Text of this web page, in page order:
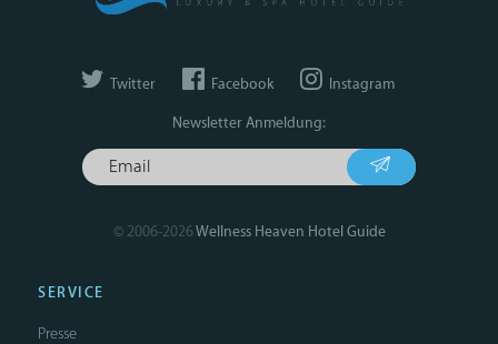
Twitter Facebook Instagram
Newsletter Anmeldung:
© 2006-2026Wellness Heaven Hotel Guide
SERVICE
Presse